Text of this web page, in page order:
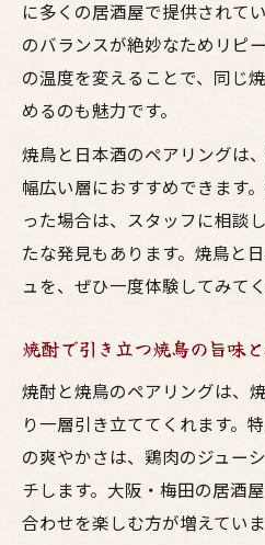
に多くの居酒屋で提供されて
のバランスが絶妙なためリピ
の温度を変えることで、同じ
めるのも魅力です。
焼鳥と日本酒のペアリングは
幅広い層におすすめできます
った場合は、スタッフに相談
たな発見もあります。焼鳥と
ュを、ぜひ一度体験してみてく
焼酎で引き立つ焼鳥の旨味
焼酎と焼鳥のペアリングは、
り一層引き立ててくれます。
の爽やかさは、鶏肉のジュー
チします。大阪・梅田の居酒
合わせを楽しむ方が増えていま